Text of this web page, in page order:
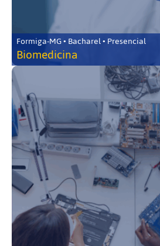
Formiga-MG • Bacharel • Presencial
Biomedicina